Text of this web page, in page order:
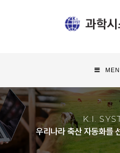
K.I.
우리나라 축산 자동화를